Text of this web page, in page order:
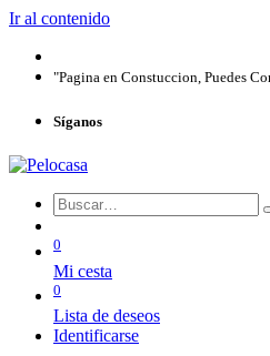
Ir al contenido
"Pagina en Constuccion, Puedes
Síganos
0
Mi cesta
0
Lista de deseos
Identificarse